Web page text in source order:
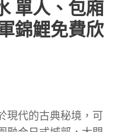
單人、包廂
錦鯉免費欣
現代的古典秘境，可